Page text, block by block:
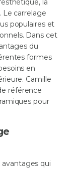
la
Le carrelage
populaires et
Dans cet
du
formes
en
Camille
référence
pour
qui